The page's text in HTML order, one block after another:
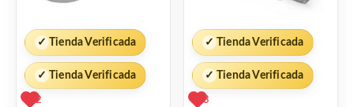
✓ Tienda Verificada
✓ Tienda Verificada
2
✓ Tienda Verificada
✓ Tienda Verificada
3